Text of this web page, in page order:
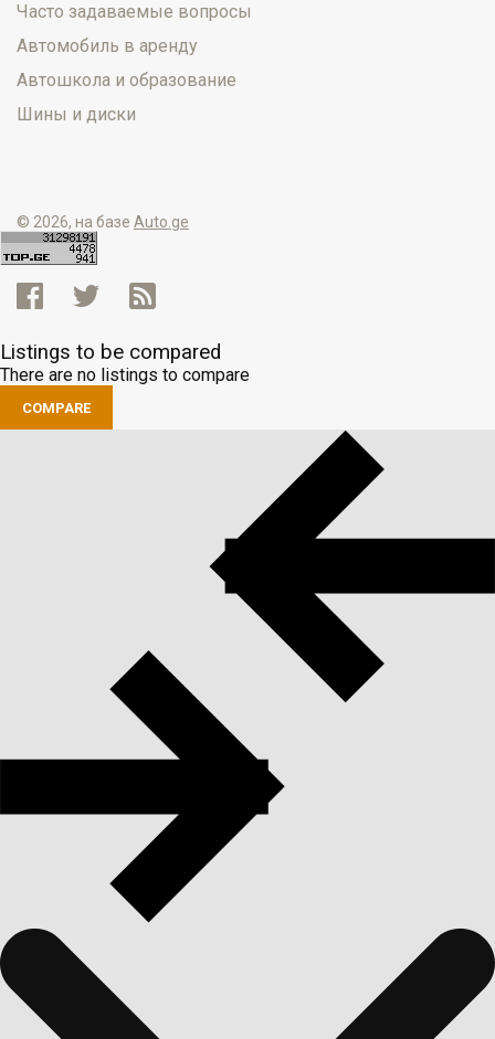
Часто задаваемые вопросы
Автомобиль в аренду
Автошкола и образование
Шины и диски
© 2026, на базе Auto.ge
Listings to be compared
There are no listings to compare
COMPARE